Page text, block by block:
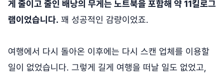
게 줄이고 줄인 배낭의 무게는 노트북을 포함해 약 11킬로그
램이었습니다. 꽤 성공적인 감량이었죠.
여행에서 다시 돌아온 이후에는 다시 스캔 업체를 이용할
일이 없었습니다. 그렇게 길게 여행을 떠날 일도 없었고,